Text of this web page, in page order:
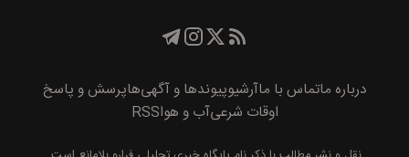
درباره ماتماس با ماآرشیوپیوند‌ها و آگهی‌هاپرسش و پاسخ
اوقات شرعیآب و هواRSS